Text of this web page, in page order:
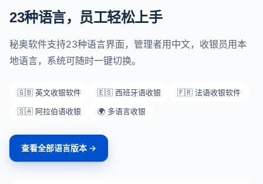
23种语言，员工轻松上手
秘奥软件支持23种语言界面，管理者用中文，收银员用本
地语言，系统可随时一键切换。
🇬🇧 英文收银软件 🇪🇸 西班牙语收银
🇫🇷 法语收银软件
🇸🇦 阿拉伯语收银
🌍 多语言收银
查看全部语言版本 →